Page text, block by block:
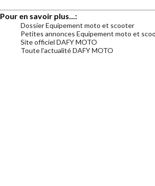
Pour en savoir plus...:
Dossier Equipement moto et scooter
Petites annonces Equipement moto et
Site officiel DAFY MOTO
Toute l'actualité DAFY MOTO